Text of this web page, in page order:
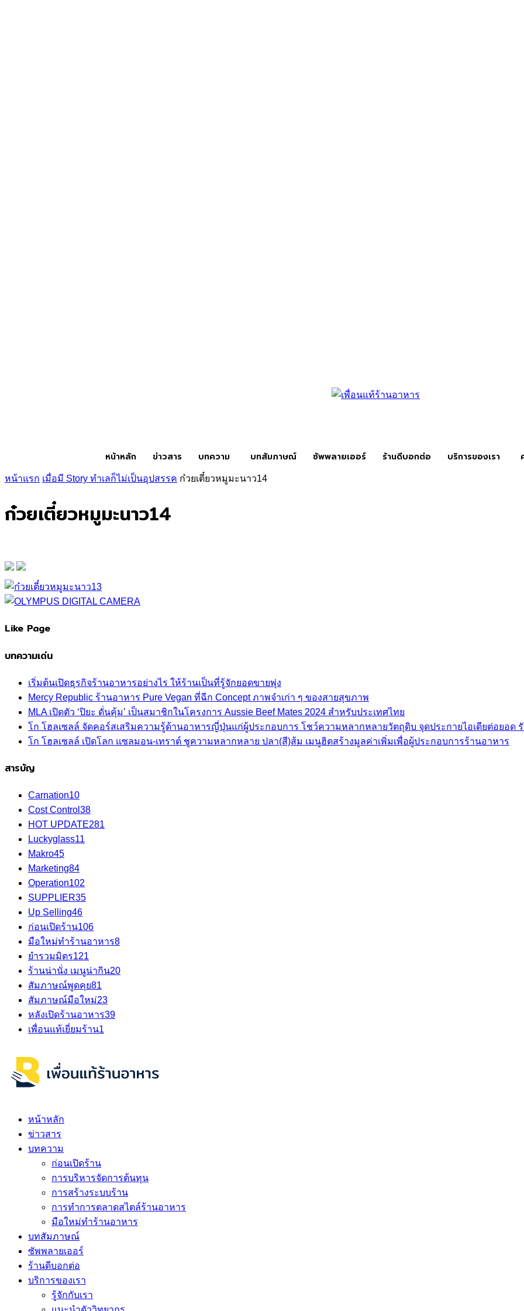
หน้าหลัก ข่าวสาร บทความ บทสัมภาษณ์ ซัพพลายเออร์ ร้านดีบอกต่อ บริการของเรา
หน้าแรก เมื่อมี Story ทำเลก็ไม่เป็นอุปสรรค ก๋วยเตี๋ยวหมูมะนาว14
ก๋วยเตี๋ยวหมูมะนาว14
Like Page
บทความเด่น
เริ่มต้นเปิดธุรกิจร้านอาหารอย่างไร ให้ร้านเป็นที่รู้จักยอดขายพุ่ง
Mercy Republic ร้านอาหาร Pure Vegan ที่ฉีก Concept ภาพจำเก่า ๆ ของสายสุขภาพ
MLA เปิดตัว ‘ปิยะ ดั่นคุ้ม’ เป็นสมาชิกในโครงการ Aussie Beef Mates 2024 สำหรับประเทศไทย
โก โฮลเซลล์ จัดคอร์สเสริมความรู้ด้านอาหารญี่ปุ่นแก่ผู้ประกอบการ โชว์ความหลากหลายวัตถุดิบ จุดประกายไอเดียต่อยอด
โก โฮลเซลล์ เปิดโลก แซลมอน-เทราต์ ชูความหลากหลาย ปลา(สี)ส้ม เมนูฮิตสร้างมูลค่าเพิ่มเพื่อผู้ประกอบการร้านอาหาร
สารบัญ
Carnation10
Cost Control 38
HOT UPDATE281
Luckyglass11
Makro45
Marketing84
Operation102
SUPPLIER35
Up Selling46
ก่อนเปิดร้าน106
มือใหม่ทำร้านอาหาร8
ยำรวมมิตร121
ร้านน่านั่ง เมนูน่ากิน20
สัมภาษณ์พูดคุย81
สัมภาษณ์มือใหม่23
หลังเปิดร้านอาหาร39
เพื่อนแท้เยี่ยมร้าน1
หน้าหลัก
ข่าวสาร
บทความ
ก่อนเปิดร้าน
การบริหารจัดการต้นทุน
การสร้างระบบร้าน
การทำการตลาดสไตล์ร้านอาหาร
มือใหม่ทำร้านอาหาร
บทสัมภาษณ์
ซัพพลายเออร์
ร้านดีบอกต่อ
บริการของเรา
รู้จักกับเรา